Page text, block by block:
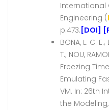
International
Engineering (
p.473. [DOI]
BONA, L. C. E.;
T.; NOU,
Freezing
Emulating
VM. In: 26th
the